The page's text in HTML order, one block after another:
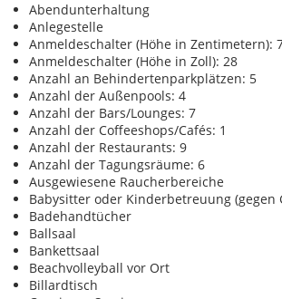
Abendunterhaltung
Anlegestelle
Anmeldeschalter (Höhe in Zentimetern):
Anmeldeschalter (Höhe in Zoll): 28
Anzahl an Behindertenparkplätzen: 5
Anzahl der Außenpools: 4
Anzahl der Bars/Lounges: 7
Anzahl der Coffeeshops/Cafés: 1
Anzahl der Restaurants: 9
Anzahl der Tagungsräume: 6
Ausgewiesene Raucherbereiche
Babysitter oder Kinderbetreuung (gegen
Badehandtücher
Ballsaal
Bankettsaal
Beachvolleyball vor Ort
Billardtisch